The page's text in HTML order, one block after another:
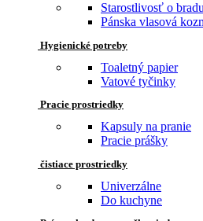
Starostlivosť o
Pánska vlasová
Hygienické potreby
Toaletný papier
Vatové tyčinky
Pracie prostriedky
Kapsuly na pranie
Pracie prášky
čistiace prostriedky
Univerzálne
Do kuchyne